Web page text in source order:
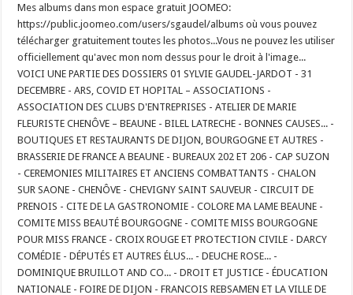
Mes albums dans mon espace gratuit JOOMEO:
https://public.joomeo.com/users/sgaudel/albums où vous pouvez
télécharger gratuitement toutes les photos...Vous ne pouvez les utiliser
officiellement qu'avec mon nom dessus pour le droit à l'image...
VOICI UNE PARTIE DES DOSSIERS 01 SYLVIE GAUDEL-JARDOT - 31
DECEMBRE - ARS, COVID ET HOPITAL – ASSOCIATIONS -
ASSOCIATION DES CLUBS D'ENTREPRISES - ATELIER DE MARIE
FLEURISTE CHENÔVE – BEAUNE - BILEL LATRECHE - BONNES CAUSES... -
BOUTIQUES ET RESTAURANTS DE DIJON, BOURGOGNE ET AUTRES -
BRASSERIE DE FRANCE A BEAUNE - BUREAUX 202 ET 206 - CAP SUZON
- CEREMONIES MILITAIRES ET ANCIENS COMBATTANTS - CHALON
SUR SAONE - CHENÔVE - CHEVIGNY SAINT SAUVEUR - CIRCUIT DE
PRENOIS - CITE DE LA GASTRONOMIE - COLORE MA LAME BEAUNE -
COMITE MISS BEAUTÉ BOURGOGNE - COMITE MISS BOURGOGNE
POUR MISS FRANCE - CROIX ROUGE ET PROTECTION CIVILE - DARCY
COMÉDIE - DÉPUTÉS ET AUTRES ÉLUS... - DEUCHE ROSE... -
DOMINIQUE BRUILLOT AND CO... - DROIT ET JUSTICE - ÉDUCATION
NATIONALE - FOIRE DE DIJON - FRANCOIS REBSAMEN ET LA VILLE DE